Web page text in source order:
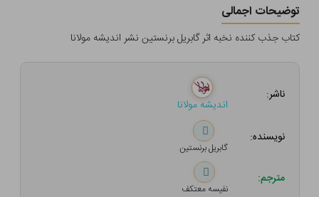
توضیحات اجمالی
کتاب جذب کننده نخبه اثر گابریل برنستین نشر اندیشه مولانا
ناشر:
اندیشه مولانا
نویسنده:
گابریل برنستین
مترجم:
نفیسه معتکف